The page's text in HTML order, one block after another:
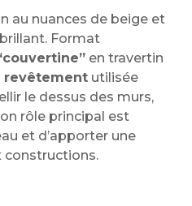
au nuances de beige et
Format
en travertin
revêtement utilisée
le dessus des murs,
rôle principal est
et d’apporter une
constructions.